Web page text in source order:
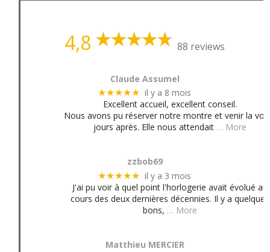
4,8 88 reviews
Claude Assumel
★★★★★ il y a 8 mois
Excellent accueil, excellent conseil.
Nous avons pu réserver notre montre et venir la
jours après. Elle nous attendait … More
zzbob69
★★★★★ il y a 3 mois
J'ai pu voir à quel point l'horlogerie avait évolué au
cours des deux dernières décennies. Il y a quelques
bons, … More
Matthieu MERCIER